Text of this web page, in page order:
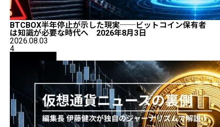
BTCBOX半年停止が示した現実──ビットコイン保有者
は知識が必要な時代へ 2026年8月3日
2026.08.03
4